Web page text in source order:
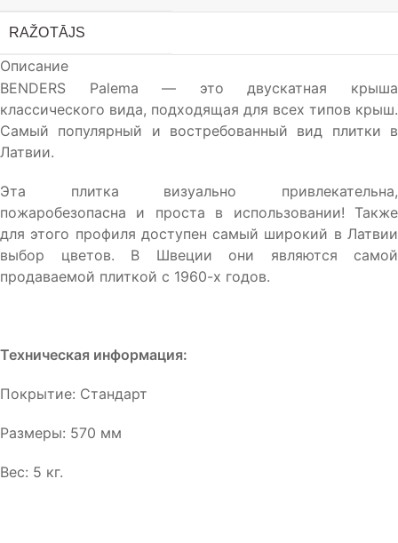
RAŽOTĀJS
Описание
BENDERS Palema — это двускатная крыша
классического вида, подходящая для всех типов крыш.
Самый популярный и востребованный вид плитки в
Латвии.
Эта плитка визуально привлекательна,
пожаробезопасна и проста в использовании! Также
для этого профиля доступен самый широкий в Латвии
выбор цветов. В Швеции они являются самой
продаваемой плиткой с 1960-х годов.
Техническая информация:
Покрытие: Стандарт
Размеры: 570 мм
Вес: 5 кг.